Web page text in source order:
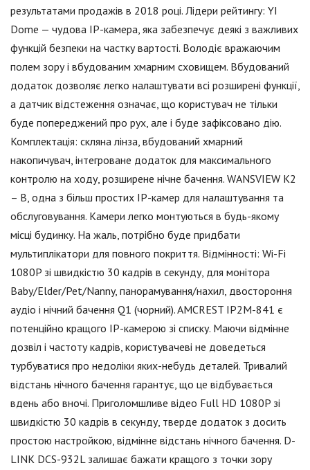
результатами продажів в 2018 році. Лідери рейтингу: YI
Dome — чудова IP-камера, яка забезпечує деякі з важливих
функцій безпеки на частку вартості. Володіє вражаючим
полем зору і вбудованим хмарним сховищем. Вбудований
додаток дозволяє легко налаштувати всі розширені функції,
а датчик відстеження означає, що користувач не тільки
буде попереджений про рух, але і буде зафіксовано дію.
Комплектація: скляна лінза, вбудований хмарний
накопичувач, інтегроване додаток для максимального
контролю на ходу, розширене нічне бачення. WANSVIEW K2
– B, одна з більш простих IP-камер для налаштування та
обслуговування. Камери легко монтуються в будь-якому
місці будинку. На жаль, потрібно буде придбати
мультиплікатори для повного покриття. Відмінності: Wi-Fi
1080P зі швидкістю 30 кадрів в секунду, для монітора
Baby/Elder/Pet/Nanny, панорамування/нахил, двостороння
аудіо і нічний бачення Q1 (чорний). AMCREST IP2M-841 є
потенційно кращого IP-камерою зі списку. Маючи відмінне
дозвіл і частоту кадрів, користувачеві не доведеться
турбуватися про недоліки яких-небудь деталей. Тривалий
відстань нічного бачення гарантує, що це відбувається
вдень або вночі. Приголомшливе відео Full HD 1080P зі
швидкістю 30 кадрів в секунду, тверде додаток з досить
простою настройкою, відмінне відстань нічного бачення. D-
LINK DCS-932L залишає бажати кращого з точки зору